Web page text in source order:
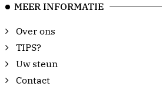
MEER INFORMATIE
Over ons
TIPS?
Uw steun
Contact